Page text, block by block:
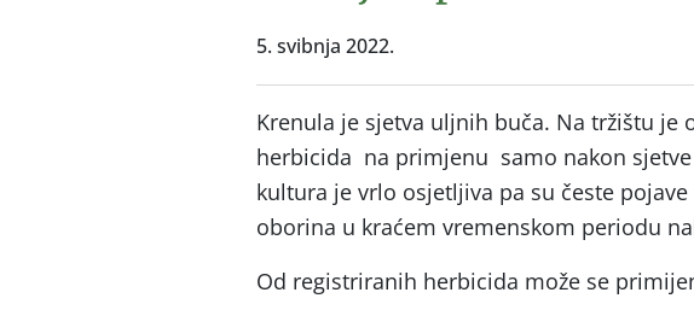
5. svibnja 2022.
Krenula je sjetva uljnih buča. Na tržištu je
herbicida na primjenu samo nakon
kultura je vrlo osjetljiva pa su česte
oborina u kraćem vremenskom periodu
Od registriranih herbicida može se